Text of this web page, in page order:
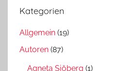
Kategorien
Allgemein (19)
Autoren (87)
Agneta Sjöberg (1)